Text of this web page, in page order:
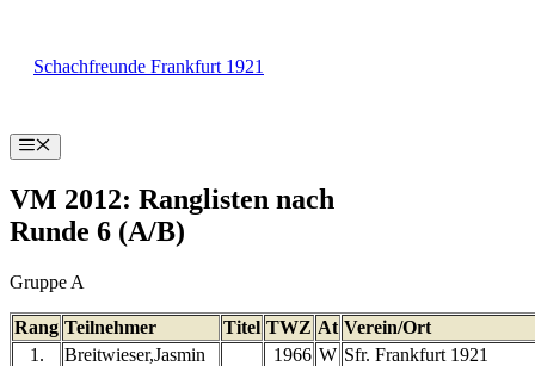
springen
Schachfreunde Frankfurt 1921
Menü
VM 2012: Ranglisten nach
Runde 6 (A/B)
Gruppe A
Rang Teilnehmer Titel TWZ At Verein/Ort
1.
Breitwieser,Jasmin 1966 W Sfr. Frankfurt 1921